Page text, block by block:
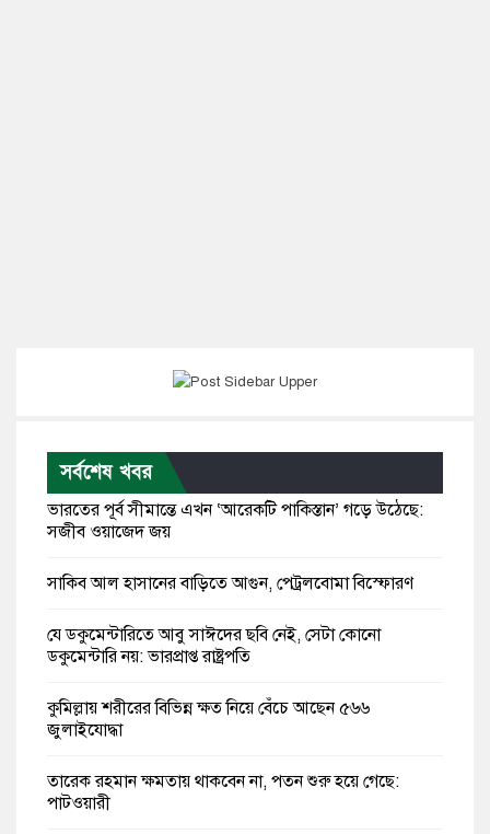
সর্বশেষ খবর
ভারতের পূর্ব সীমান্তে এখন ‘আরেকটি পাকিস্তান’ গড়ে উঠেছে:
সজীব ওয়াজেদ জয়
সাকিব আল হাসানের বাড়িতে আগুন, পেট্রলবোমা বিস্ফোরণ
যে ডকুমেন্টারিতে আবু সাঈদের ছবি নেই, সেটা কোনো
ডকুমেন্টারি নয়: ভারপ্রাপ্ত রাষ্ট্রপতি
কুমিল্লায় শরীরের বিভিন্ন ক্ষত নিয়ে বেঁচে আছেন ৫৬৬
জুলাইযোদ্ধা
তারেক রহমান ক্ষমতায় থাকবেন না, পতন শুরু হয়ে গেছে:
পাটওয়ারী